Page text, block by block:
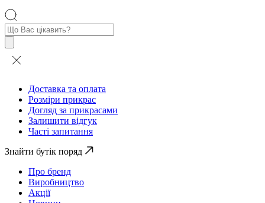
Пошук
товарів
Доставка та оплата
Розміри прикрас
Догляд за прикрасами
Залишити відгук
Часті запитання
Знайти бутік поряд
Про бренд
Виробництво
Акції